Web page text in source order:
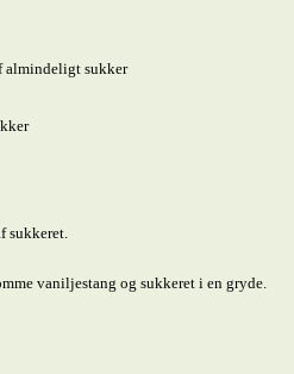
almindeligt sukker
sukkeret.
vaniljestang og sukkeret i en gryde.